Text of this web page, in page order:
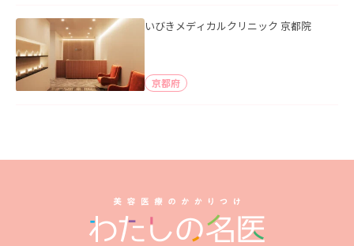
いびきメディカルクリニック 京都院
京都府